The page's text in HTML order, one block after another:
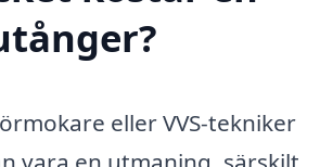
eller VVS-tekniker